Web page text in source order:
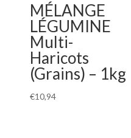
MÉLANGE
LÉGUMINE
Multi-
Haricots
(Grains) – 1kg
€10,94